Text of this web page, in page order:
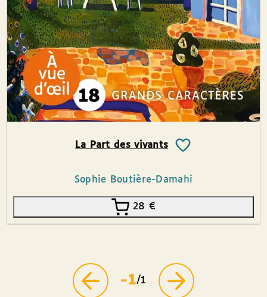
La Part des vivants
Sophie Boutière-Damahi
28 €
-1/1